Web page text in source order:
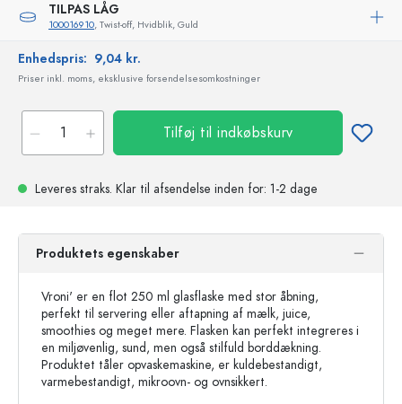
TILPAS LÅG
100016910, Twist-off, Hvidblik, Guld
Enhedspris: 9,04 kr.
Priser inkl. moms, eksklusive forsendelsesomkostninger
Tilføj til indkøbskurv
Leveres straks. Klar til afsendelse inden for: 1-2 dage
Produktets egenskaber
Vroni' er en flot 250 ml glasflaske med stor åbning,
perfekt til servering eller aftapning af mælk, juice,
smoothies og meget mere. Flasken kan perfekt integreres i
en miljøvenlig, sund, men også stilfuld borddækning.
Produktet tåler opvaskemaskine, er kuldebestandigt,
varmebestandigt, mikroovn- og ovnsikkert.